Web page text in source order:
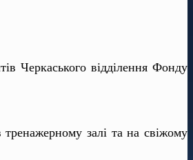
Черкаського відділення Фонду
залі та на свіжому